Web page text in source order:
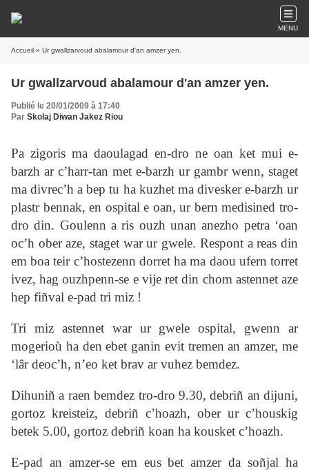
MENU
Accueil » Ur gwallzarvoud abalamour d'an amzer yen.
Ur gwallzarvoud abalamour d'an amzer yen.
Publié le 20/01/2009 à 17:40
Par Skolaj Diwan Jakez Riou
Pa zigoris ma daoulagad en-dro ne oan ket mui e-
barzh ar c’harr-tan met e-barzh ur gambr wenn, staget
ma divrec’h a bep tu ha kuzhet ma divesker e-barzh ur
plastr bennak, en ospital e oan, ur bern medisined tro-
dro din. Goulenn a ris ouzh unan anezho petra ‘oan
oc’h ober aze, staget war ur gwele. Respont a reas din
em boa teir c’hostezenn dorret ha ma daou ufern torret
ivez, hag ouzhpenn-se e vije ret din chom astennet aze
hep fiñval e-pad tri miz !
Tri miz astennet war ur gwele ospital, gwenn ar
mogerioù ha den ebet ganin evit tremen an amzer, me
‘lâr deoc’h, n’eo ket brav ar vuhez bemdez.
Dihuniñ a raen bemdez tro-dro 9.30, debriñ an dijuni,
gortoz kreisteiz, debriñ c’hoazh, ober ur c’houskig
betek 5.00, gortoz debriñ koan ha kousket c’hoazh.
E-pad an amzer-se em eus bet amzer da soñjal ha